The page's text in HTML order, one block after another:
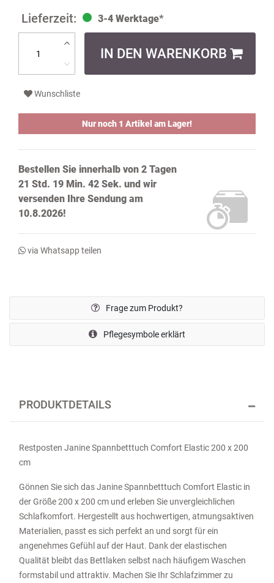
3-4 Werktage*
IN DEN WARENKORB
Wunschliste
Nur noch 1 Artikel am Lager!
Bestellen Sie innerhalb von 2 Tagen
21 Std. 19 Min. 41 Sek. und wir
versenden Ihre Sendung am
10.8.2026!
via Whatsapp teilen
Frage zum Produkt?
Pflegesymbole erklärt
PRODUKTDETAILS
Restposten Janine Spannbetttuch Comfort Elastic 200 x 200
cm
Gönnen Sie sich das Janine Spannbetttuch Comfort Elastic in
der Größe 200 x 200 cm und erleben Sie unvergleichlichen
Schlafkomfort. Hergestellt aus hochwertigen, atmungsaktiven
Materialien, passt es sich perfekt an und sorgt für ein
angenehmes Gefühl auf der Haut. Dank der elastischen
Qualität bleibt das Bettlaken selbst nach häufigem Waschen
formstabil und attraktiv. Machen Sie Ihr Schlafzimmer zu